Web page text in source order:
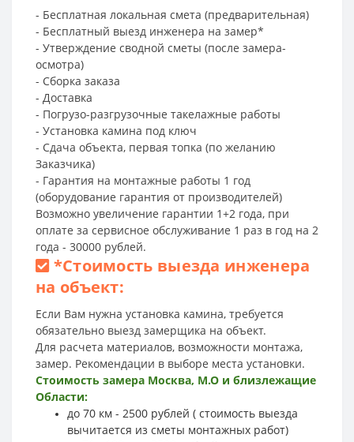
- Бесплатная локальная смета (предварительная)
- Бесплатный выезд инженера на замер*
- Утверждение сводной сметы (после замера-
осмотра)
- Сборка заказа
- Доставка
- Погрузо-разгрузочные такелажные работы
- Установка камина под ключ
- Сдача объекта, первая топка (по желанию
Заказчика)
- Гарантия на монтажные работы 1 год
(оборудование гарантия от производителей)
Возможно увеличение гарантии 1+2 года, при
оплате за сервисное обслуживание 1 раз в год на 2
года - 30000 рублей.
*Стоимость выезда инженера
на объект:
Если Вам нужна установка камина, требуется
обязательно выезд замерщика на объект.
Для расчета материалов, возможности монтажа,
замер. Рекомендации в выборе места установки.
Стоимость замера Москва, М.О и близлежащие
Области:
до 70 км - 2500 рублей ( стоимость выезда
вычитается из сметы монтажных работ)